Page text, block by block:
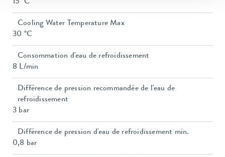
15 °C
Cooling Water Temperature Max
30 °C
Consommation d'eau de refroidissement
8 L/min
Différence de pression recommandée de l'eau de
refroidissement
3 bar
Différence de pression d'eau de refroidissement min.
0,8 bar